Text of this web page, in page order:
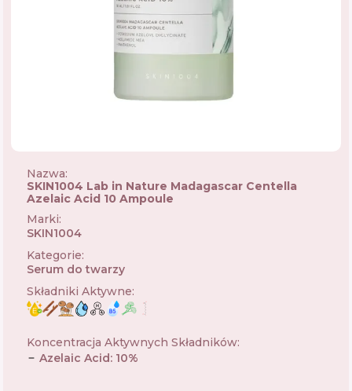
Nazwa:
SKIN1004 Lab in Nature Madagascar Centella
Azelaic Acid 10 Ampoule
Marki:
SKIN1004
Kategorie:
Serum do twarzy
Składniki Aktywne:
Koncentracja Aktywnych Składników:
Azelaic Acid: 10%